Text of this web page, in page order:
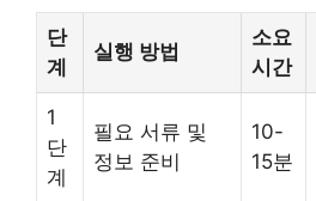
단
계
실행 방법
소요
시간
1
단
계
필요 서류 및
정보 준비
10-
15분